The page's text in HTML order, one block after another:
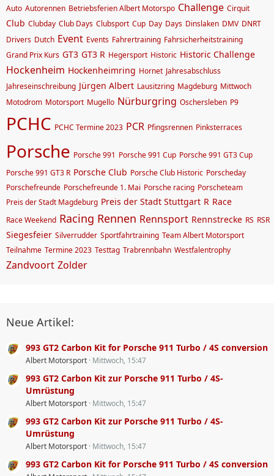
Auto Autorennen Betriebsferien Albert Motorspo Challenge Cirquit
Club Clubday Club Days Clubsport Cup Day Days Dinslaken DMV DNRT
Drivers Dutch Event Events Fahrertraining Fahrsicherheitstraining
Grand Prix Kurs GT3 GT3 R Hegersport Historic Historic Challenge
Hockenheim Hockenheimring Hornet Jahresabschluss
Jahreseinschreibung Jürgen Albert Lausitzring Magdeburg Mittwoch
Motodrom Motorsport Mugello Nürburgring Oschersleben P9
PCHC PCHC Termine 2023 PCR Pfingsrennen Pinksterraces
Porsche Porsche 991 Porsche 991 Cup Porsche 991 GT3 Cup
Porsche 991 GT3 R Porsche Club Porsche Club Historic Porscheday
Porschefreunde Porschefreunde 1. Mai Porsche racing Porscheteam
Preis der Stadt Magdeburg Preis der Stadt Stuttgart R Race
Race Weekend Racing Rennen Rennsport Rennstrecke RS RSR
Siegesfeier Silverrudder Sportfahrtraining Team Albert Motorsport
Teilnahme Termine 2023 Testtag Trabrennbahn Westfalentrophy
Zandvoort Zolder
Neue Artikel:
993 GT2 Carbon Kit for Porsche 911 Turbo / 4S conversion
Albert Motorsport Mittwoch, 15:47
993 GT2 Carbon Kit zur Porsche 911 Turbo / 4S-
Umrüstung
Albert Motorsport Mittwoch, 15:47
993 GT2 Carbon Kit zur Porsche 911 Turbo / 4S-
Umrüstung
Albert Motorsport Mittwoch, 15:47
993 GT2 Carbon Kit for Porsche 911 Turbo / 4S conversion